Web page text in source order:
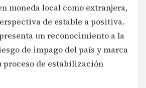
moneda local como extranjera,
de estable a positiva.
un reconocimiento a la
de impago del país y marca
proceso de estabilización